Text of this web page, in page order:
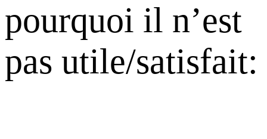
pourquoi il n’est
pas utile/satisfait: